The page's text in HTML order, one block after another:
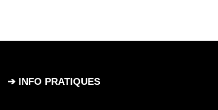
➔ INFO PRATIQUES